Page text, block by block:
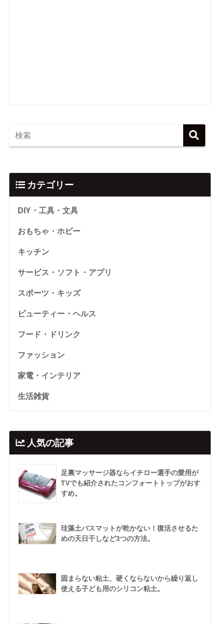
カテゴリー
DIY・工具・文具
おもちゃ・ホビー
キッチン
サービス・ソフト・アプリ
スポーツ・キッズ
ビューティー・ヘルス
フード・ドリンク
ファッション
家電・インテリア
生活雑貨
人気の記事
足裏マッサージ器ならイチロー選手の愛用が
TVでも紹介されたコンフォートトップがおす
すめ。
珪藻土バスマットが乾かない！復活させるた
めの天日干しなど3つの方法。
固まらない粘土、硬くならないから繰り返し
使える子ども用のシリコン粘土。